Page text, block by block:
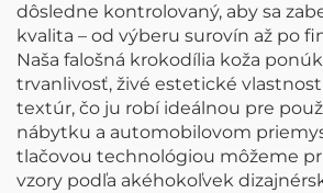
dôsledne kontrolovaný, aby sa
kvalita – od výberu surovín až po
Naša falošná krokodília koža
trvanlivosť, živé estetické
textúr, čo ju robí ideálnou pre
nábytku a automobilovom
tlačovou technológiou môžeme
vzory podľa akéhokoľvek